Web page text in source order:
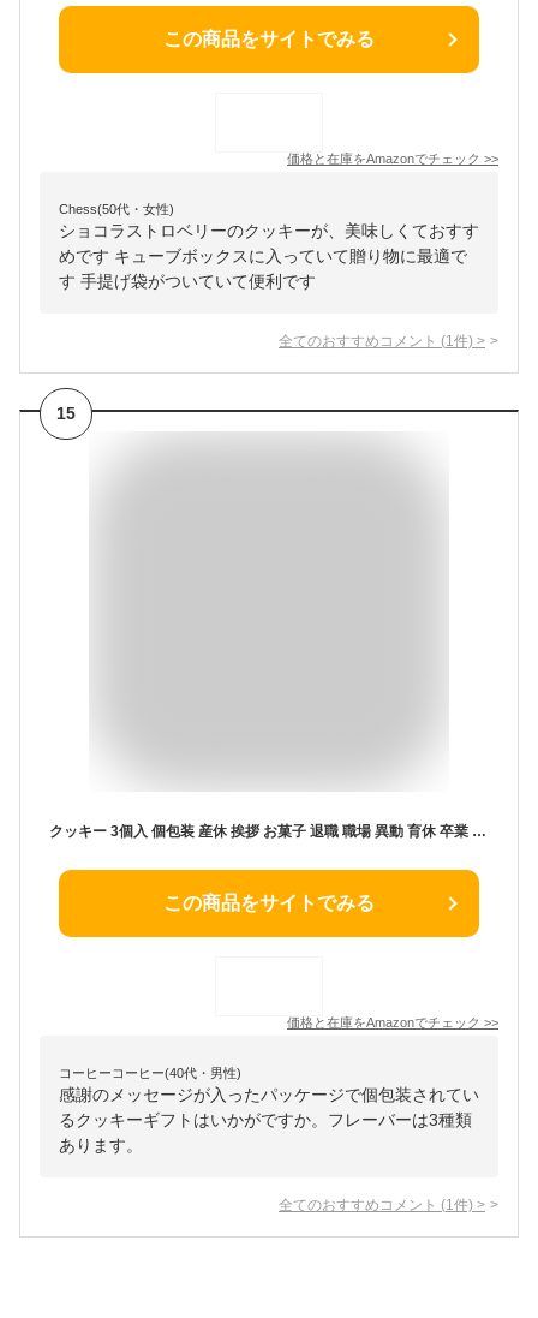
この商品をサイトでみる
価格と在庫をAmazonでチェック >>
Chess(50代・女性)
ショコラストロベリーのクッキーが、美味しくておすす
めです キューブボックスに入っていて贈り物に最適で
す 手提げ袋がついていて便利です
全てのおすすめコメント (1 件) >
15
クッキー 3個入 個包装 産休 挨拶 お菓子 退職 職場 異動 育休 卒業 卒園 入学 転勤 編入 転校 プチギフト ギフト 500円 500円以下 お礼 お返し
この商品をサイトでみる
価格と在庫をAmazonでチェック >>
コーヒーコーヒー(40代・男性)
感謝のメッセージが入ったパッケージで個包装されてい
るクッキーギフトはいかがですか。フレーバーは3種類
あります。
全てのおすすめコメント (1 件) >